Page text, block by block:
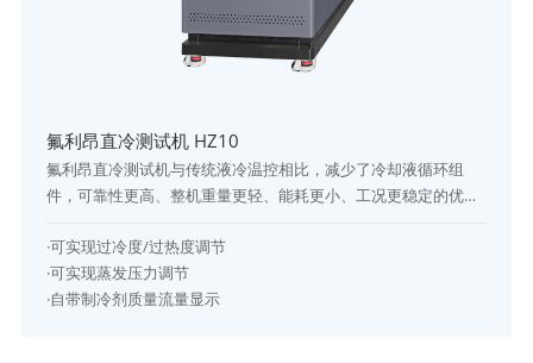
氟利昂直冷测试机 HZ10
氟利昂直冷测试机与传统液冷温控相比，减少了冷却液循环组
件，可靠性更高、整机重量更轻、能耗更小、工况更稳定的优
新产品开发和质量控制。
·可实现过冷度/过热度调节
·可实现蒸发压力调节
·自带制冷剂质量流量显示